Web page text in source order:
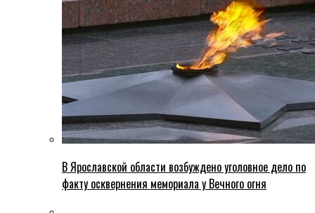
В Ярославской области возбуждено уголовное дело по
факту осквернения мемориала у Вечного огня